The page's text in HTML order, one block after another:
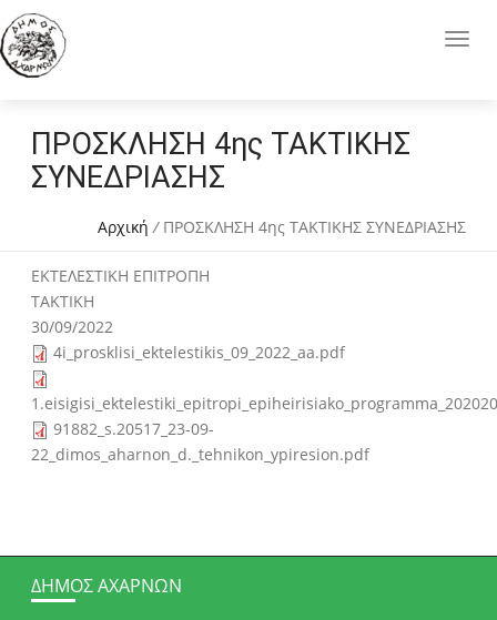
ΠΡΟΣΚΛΗΣΗ 4ης ΤΑΚΤΙΚΗΣ
ΣΥΝΕΔΡΙΑΣΗΣ
Αρχική / ΠΡΟΣΚΛΗΣΗ 4ης ΤΑΚΤΙΚΗΣ ΣΥΝΕΔΡΙΑΣΗΣ
ΕΚΤΕΛΕΣΤΙΚΗ ΕΠΙΤΡΟΠΗ
ΤΑΚΤΙΚΗ
30/09/2022
4i_prosklisi_ektelestikis_09_2022_aa.pdf
91882_s.20517_23-09-
22_dimos_aharnon_d._tehnikon_ypiresion.pdf
ΔΉΜΟΣ ΑΧΑΡΝΏΝ